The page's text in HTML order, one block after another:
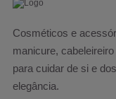
Cosméticos e
manicure,
para cuidar de si e
elegância.